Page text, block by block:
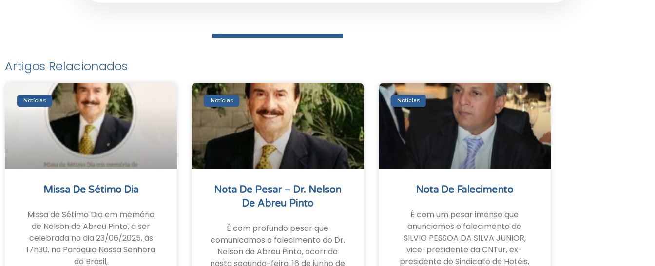
Artigos Relacionados
Notícias
Missa De Sétimo Dia
Missa de Sétimo Dia em memória
de Nelson de Abreu Pinto, a ser
celebrada no dia 23/06/2025, às
17h30, na Paróquia Nossa Senhora
do Brasil,
Notícias
Nota De Pesar – Dr. Nelson
De Abreu Pinto
É com profundo pesar que
comunicamos o falecimento do Dr.
Nelson de Abreu Pinto, ocorrido
nesta segunda-feira, 16 de junho de
Notícias
Nota De Falecimento
É com um pesar imenso que
anunciamos o falecimento de
SILVIO PESSOA DA SILVA JUNIOR,
vice-presidente da CNTur, ex-
presidente do Sindicato de Hotéis,